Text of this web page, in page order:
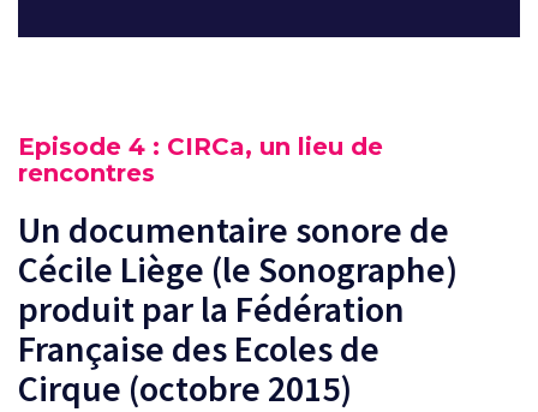
Episode 4 : CIRCa, un lieu de
rencontres
Un documentaire sonore de
Cécile Liège (le Sonographe)
produit par la Fédération
Française des Ecoles de
Cirque (octobre 2015)